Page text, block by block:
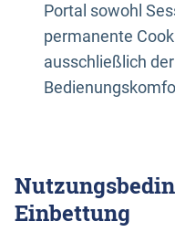
Portal sowohl
permanente
ausschließlich
Einbettung